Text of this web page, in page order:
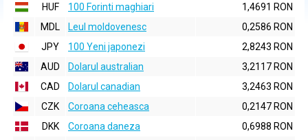
HUF
100 Forinti maghiari
1,4691 RON
MDL
Leul moldovenesc
0,2586 RON
JPY
100 Yeni japonezi
2,8243 RON
AUD
Dolarul australian
3,2117 RON
CAD
Dolarul canadian
3,2463 RON
CZK
Coroana ceheasca
0,2147 RON
DKK
Coroana daneza
0,6988 RON